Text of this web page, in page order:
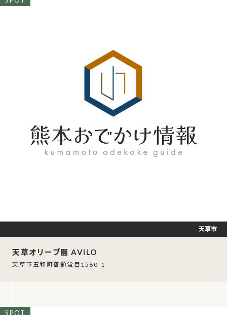
天草オリーブ園 AVILO
天草市五和町御領蛍目1580-1
天草市